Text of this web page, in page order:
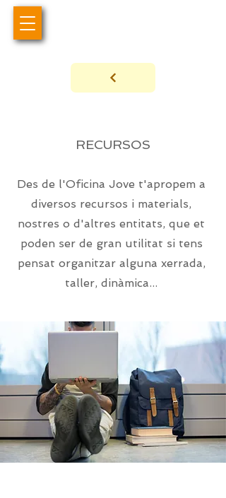
RECURSOS
Des de l'Oficina Jove t'apropem a
diversos recursos i materials,
nostres o d'altres entitats, que et
poden ser de gran utilitat si tens
pensat organitzar alguna xerrada,
taller, dinàmica...